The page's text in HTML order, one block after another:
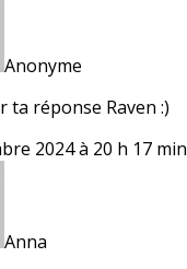
Anonyme
ta réponse Raven :)
2024 à 20 h 17 min
Anna